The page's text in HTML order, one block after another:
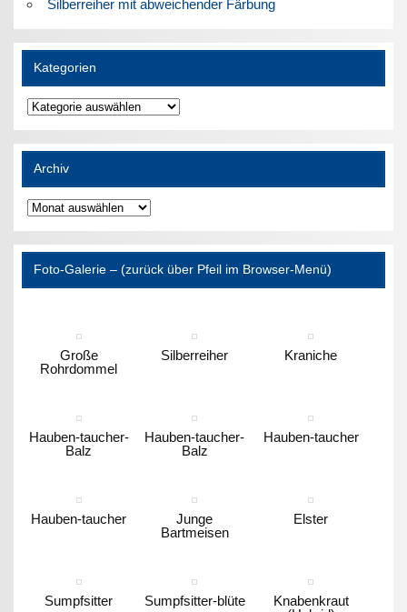
Silberreiher mit abweichender Färbung
Kategorien
Kategorien
Archiv
Archiv
Foto-Galerie – (zurück über Pfeil im Browser-Menü)
Große
Rohrdommel
Silberreiher Kraniche
Hauben-taucher-
Balz
Hauben-taucher-
Balz
Hauben-taucher
Hauben-taucher
Junge
Bartmeisen
Elster
Sumpfsitter Sumpfsitter-blüte
Knabenkraut